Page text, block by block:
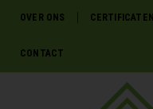
OVER ONS CERTIFICATEN
CONTACT